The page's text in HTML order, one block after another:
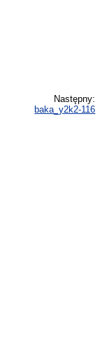
Następny:
baka_y2k2-116